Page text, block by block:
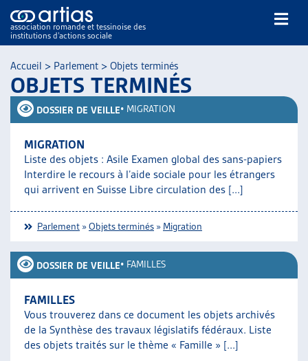
association romande et tessinoise des
institutions d’actions sociale
NOS PUBLICATIONS
ARTICLES
VEILLE
THÉMATIQUES
GUIDE SOCIAL ROMAND
AUTRES
ARTIAS
L’ASSOCIATION
PROJETS ET ACTIVITÉS
Accueil > Parlement > Objets terminés
OBJETS TERMINÉS
DOSSIER DE VEILLE• MIGRATION
MIGRATION
Liste des objets : Asile Examen global des sans-papiers
Interdire le recours à l’aide sociale pour les étrangers
qui arrivent en Suisse Libre circulation des [...]
Parlement »Objets terminés » Migration
DOSSIER DE VEILLE• FAMILLES
FAMILLES
Vous trouverez dans ce document les objets archivés
de la Synthèse des travaux législatifs fédéraux. Liste
des objets traités sur le thème « Famille » [...]